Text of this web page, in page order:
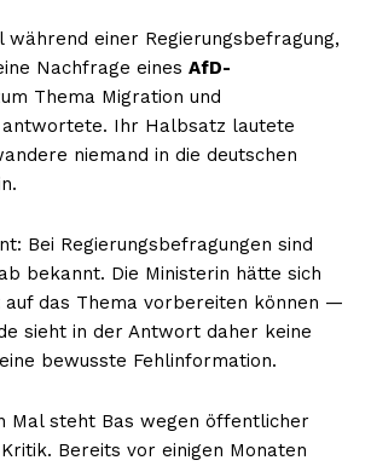
während einer Regierungsbefragung,
Nachfrage eines AfD-
Thema Migration und
antwortete. Ihr Halbsatz lautete
niemand in die deutschen
Bei Regierungsbefragungen sind
bekannt. Die Ministerin hätte sich
auf das Thema vorbereiten können —
sieht in der Antwort daher keine
bewusste Fehlinformation.
Mal steht Bas wegen öffentlicher
Bereits vor einigen Monaten